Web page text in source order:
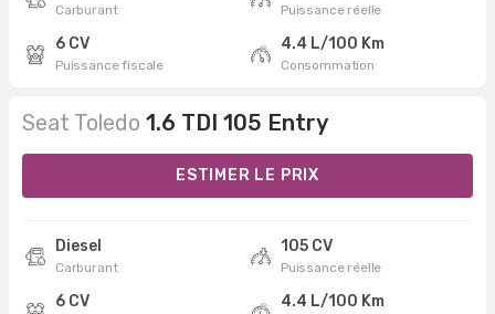
Carburant Puissance réelle
6 CV
Puissance fiscale
4.4 L/100 Km
Consommation
Seat Toledo 1.6 TDI 105 Entry
ESTIMER LE PRIX
Diesel
Carburant
105 CV
Puissance réelle
6 CV 4.4 L/100 Km